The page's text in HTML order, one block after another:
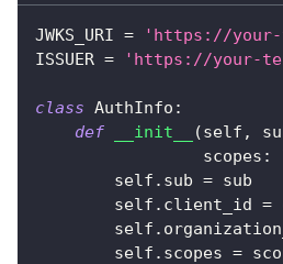
JWKS_URI =
'https://your-
ISSUER = 'https://your-
class AuthInfo :
def
__init__ (self ,
                 scopes
:
        self
. sub = sub
        self
. client_id =
        self
.
        self
. scopes =